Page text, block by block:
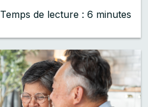
Temps de lecture : 6 minutes